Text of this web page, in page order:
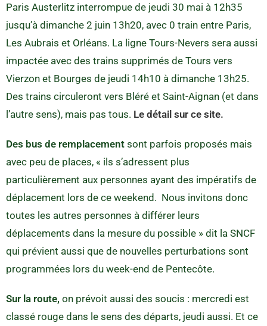
Paris Austerlitz interrompue de jeudi 30 mai à 12h35
jusqu’à dimanche 2 juin 13h20, avec 0 train entre Paris,
Les Aubrais et Orléans. La ligne Tours-Nevers sera aussi
impactée avec des trains supprimés de Tours vers
Vierzon et Bourges de jeudi 14h10 à dimanche 13h25.
Des trains circuleront vers Bléré et Saint-Aignan (et dans
l’autre sens), mais pas tous. Le détail sur ce site.
Des bus de remplacement sont parfois proposés mais
avec peu de places, « ils s’adressent plus
particulièrement aux personnes ayant des impératifs de
déplacement lors de ce weekend. Nous invitons donc
toutes les autres personnes à différer leurs
déplacements dans la mesure du possible » dit la SNCF
qui prévient aussi que de nouvelles perturbations sont
programmées lors du week-end de Pentecôte.
Sur la route, on prévoit aussi des soucis : mercredi est
classé rouge dans le sens des départs, jeudi aussi. Et ce